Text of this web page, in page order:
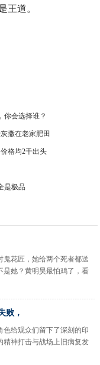
王道。
你会选择谁？
撒在老家肥田
格均2千出头
是极品
花匠，她给两个死者都送
是她？黄明昊最怕鸡了，看
败，
色给观众们留下了深刻的印
精神打击与战场上旧病复发